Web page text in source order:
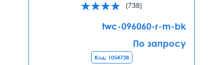
(738)
twc-096060-r-m-bk
По запросу
Код: 1054738